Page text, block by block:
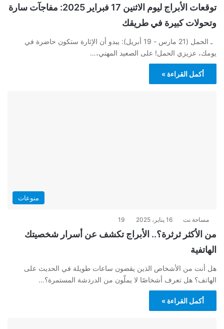
توقعات الأبراج ليوم الاثنين 17 فبراير 2025: مفاجآت سارة
وتحولات كبيرة في طريقك
ـ الحمل (21 مارس - 19 أبريل): يبدو أن الإثارة ستكون حاضرة في
يومك، عزيزي الحمل! على الصعيد المهني،…
أكمل القراءة »
منوعات
مساحة نت 16 يناير، 2025 19
من الأكثر ثرثرة؟.. الأبراج تكشف عن أسرار شخصيتك
الهاتفية
هل أنت من الأشخاص الذين يقضون ساعات طويلة في الحديث على
الهاتف؟ هل تعرف أشخاصًا لا يملّون من الدردشة المستمرة؟…
أكمل القراءة »